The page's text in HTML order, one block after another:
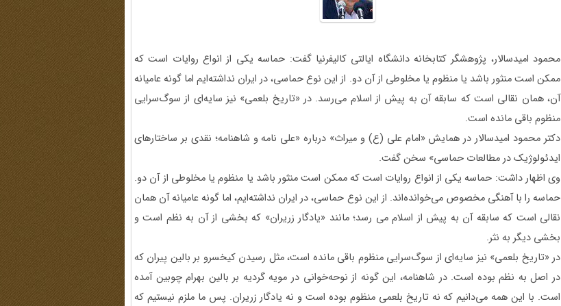
محمود امیدسالار، پژوهشگر کتابخانه دانشگاه ایالتی کالیفرنیا گفت: حماسه یکی از انواع روایات است که
ممکن است منثور باشد یا منظوم یا مخلوطی از آن دو. از این نوع حماسی، در ایران نداشته‌ایم اما گونه عامیانه
آن، همان نقالی است که سابقه آن به پیش از اسلام می‌رسد. در «تاریخ بلعمی» نیز سایه‌ای از سوگ‌سرایی
منظوم باقی مانده است.
دکتر محمود امیدسالار در همایش «امام علی (ع) و میراث» درباره «علی نامه و شاهنامه؛ نقدی بر ساختارهای
ایدئولوژیک در مطالعات حماسی» سخن گفت.
وی اظهار داشت: حماسه یکی از انواع روایات است که ممکن است منثور باشد یا منظوم یا مخلوطی از آن دو.
حماسه را با آهنگی مخصوص می‌خوانده‌اند. از این نوع حماسی، در ایران نداشته‌ایم، اما گونه عامیانه آن همان
نقالی است که سابقه آن به پیش از اسلام می‌ رسد؛ مانند «یادگار زریران» که بخشی از آن به نظم است و
بخشی دیگر به نثر.
در «تاریخ بلعمی» نیز سایه‌ای از سوگ‌سرایی منظوم باقی مانده است، مثل رسیدن کیخسرو بر بالین پیران که
در اصل به نظم بوده است. در شاهنامه، این گونه از نوحه‌خوانی در مویه گردیه بر بالین بهرام چوبین آمده
است. با این همه می‌دانیم که نه تاریخ بلعمی منظوم بوده است و نه یادگار زریران. پس ما ملزم نیستیم که